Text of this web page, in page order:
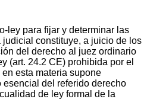
ley para fijar y determinar las
judicial constituye, a juicio de los
del derecho al juez ordinario
(art. 24.2 CE) prohibida por el
esta materia supone
esencial del referido derecho
de ley formal de la